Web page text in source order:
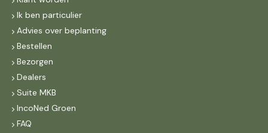
Ik ben particulier
Advies over beplanting
Bestellen
Bezorgen
Dealers
Suite MKB
IncoNed Groen
FAQ